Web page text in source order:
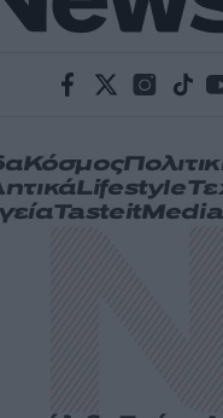
Κόσμος
Lifestyle
TasteitMedia